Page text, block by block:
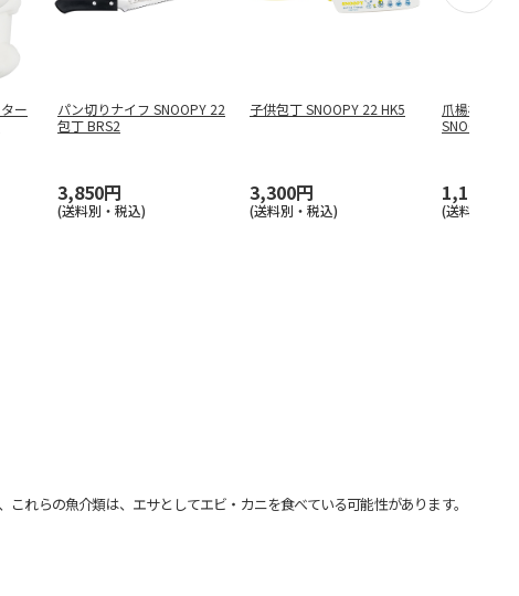
ー
パン切りナイフ SNOOPY 22
包丁 BRS2
3,850円
(送料別・税込)
子供包丁 SNOOPY 22 HK5
3,300円
(送料別・税込)
爪楊枝(つま
SNOOPY
1,100円
(送料別・税
れらの魚介類は、エサとしてエビ・カニを食べている可能性があります。